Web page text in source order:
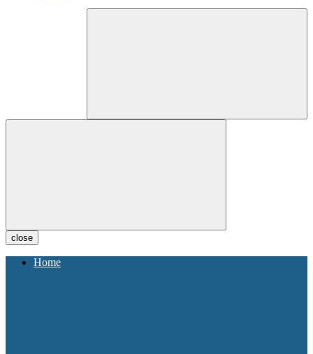
close
Home